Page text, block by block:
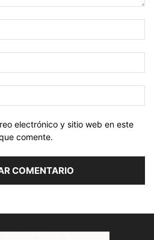
electrónico y sitio web en este
comente.